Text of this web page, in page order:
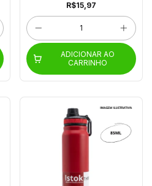
R$15,97
ADICIONAR AO
CARRINHO